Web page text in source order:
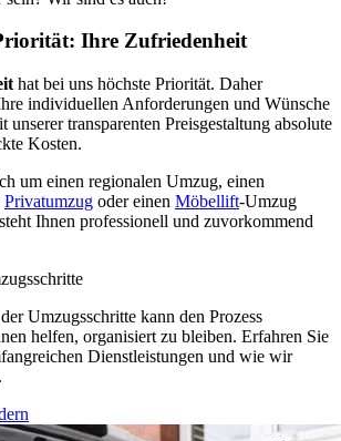
Ihre Zufriedenheit
hat bei uns höchste Priorität. Daher
individuellen Anforderungen und Wünsche
unserer transparenten Preisgestaltung absolute
Kosten.
um einen regionalen Umzug, einen
Privatumzug oder einen Möbellift-Umzug
Ihnen professionell und zuvorkommend
Umzugsschritte kann den Prozess
helfen, organisiert zu bleiben. Erfahren Sie
Dienstleistungen und wie wir